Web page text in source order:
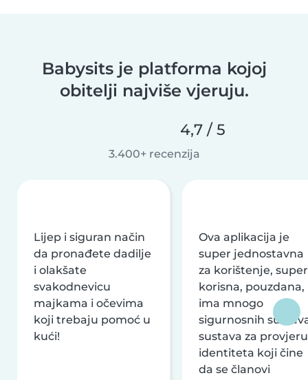
Babysits je platforma kojoj
obitelji najviše vjeruju.
4,7 / 5
3.400+ recenzija
Lijep i siguran način
da pronađete dadilje
i olakšate
svakodnevicu
majkama i očevima
koji trebaju pomoć u
kući!
Ova aplikacija je
super jednostavna
za korištenje, super
korisna, pouzdana,
ima mnogo
sigurnosnih
sustava za provjeru
identiteta koji čine
da se članovi